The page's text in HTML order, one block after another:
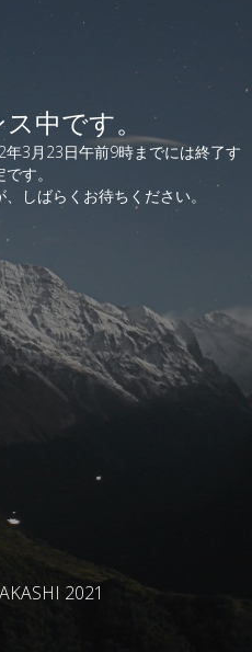
中です。
3月23日午前9時までには終了す
す。
しばらくお待ちください。
2021